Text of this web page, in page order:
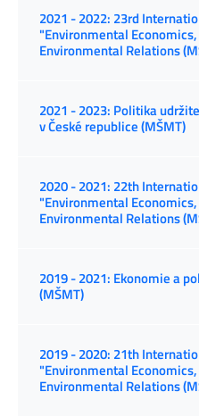
2021 - 2022: 23rd
"Environmental
Environmental Relations
2021 - 2023: Politika
v České republice (MŠMT)
2020 - 2021: 22th
"Environmental
Environmental Relations
2019 - 2021: Ekonomie a
(MŠMT)
2019 - 2020: 21th
"Environmental
Environmental Relations